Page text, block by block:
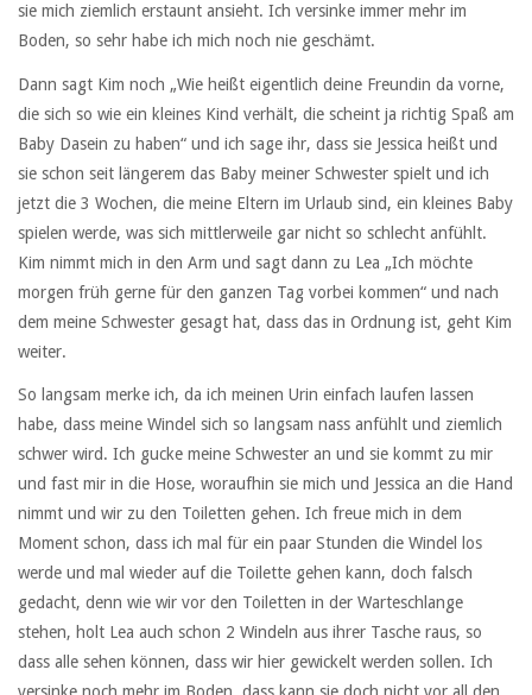
sie mich ziemlich erstaunt ansieht. Ich versinke immer mehr im
Boden, so sehr habe ich mich noch nie geschämt.
Dann sagt Kim noch „Wie heißt eigentlich deine Freundin da vorne,
die sich so wie ein kleines Kind verhält, die scheint ja richtig Spaß am
Baby Dasein zu haben“ und ich sage ihr, dass sie Jessica heißt und
sie schon seit längerem das Baby meiner Schwester spielt und ich
jetzt die 3 Wochen, die meine Eltern im Urlaub sind, ein kleines Baby
spielen werde, was sich mittlerweile gar nicht so schlecht anfühlt.
Kim nimmt mich in den Arm und sagt dann zu Lea „Ich möchte
morgen früh gerne für den ganzen Tag vorbei kommen“ und nach
dem meine Schwester gesagt hat, dass das in Ordnung ist, geht Kim
weiter.
So langsam merke ich, da ich meinen Urin einfach laufen lassen
habe, dass meine Windel sich so langsam nass anfühlt und ziemlich
schwer wird. Ich gucke meine Schwester an und sie kommt zu mir
und fast mir in die Hose, woraufhin sie mich und Jessica an die Hand
nimmt und wir zu den Toiletten gehen. Ich freue mich in dem
Moment schon, dass ich mal für ein paar Stunden die Windel los
werde und mal wieder auf die Toilette gehen kann, doch falsch
gedacht, denn wie wir vor den Toiletten in der Warteschlange
stehen, holt Lea auch schon 2 Windeln aus ihrer Tasche raus, so
dass alle sehen können, dass wir hier gewickelt werden sollen. Ich